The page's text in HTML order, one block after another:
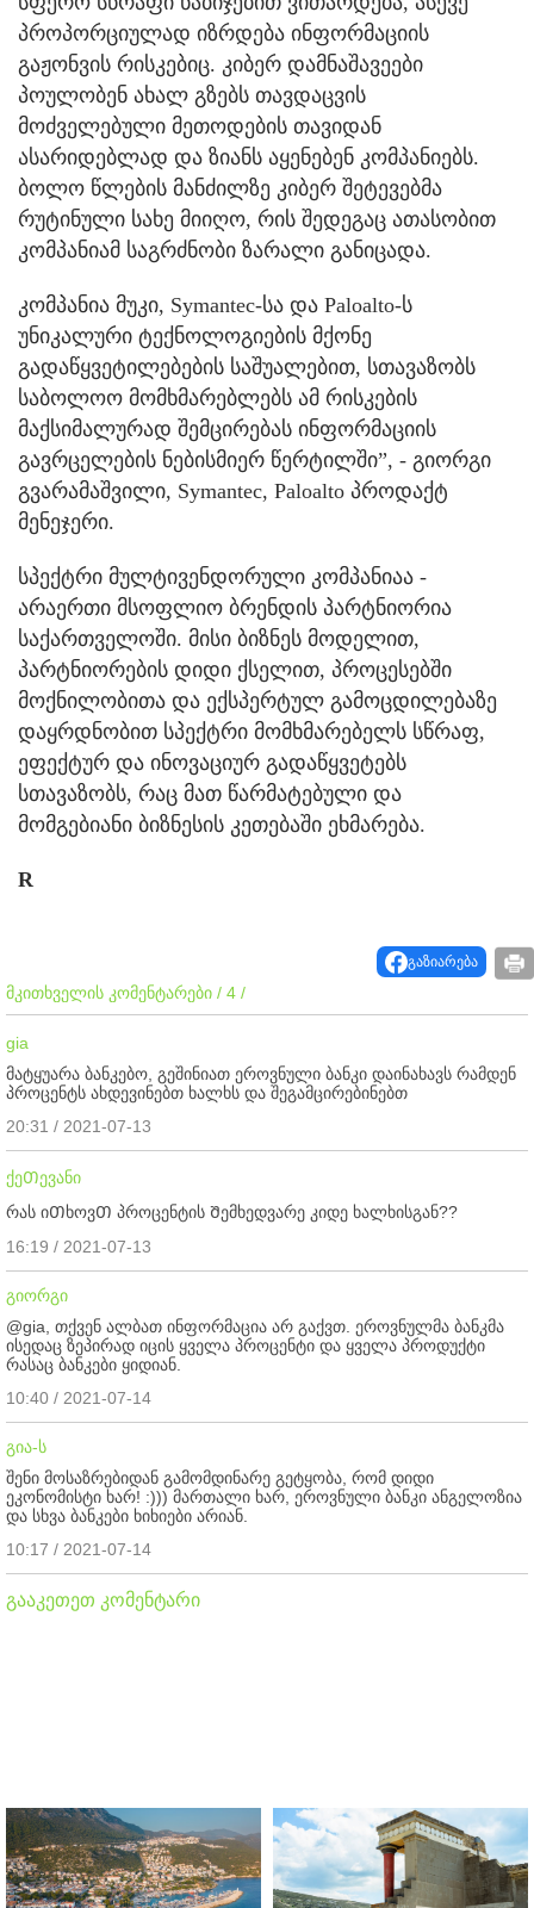
პროპორციულად იზრდება ინფორმაციის
გაჟონვის რისკებიც. კიბერ დამნაშავეები
პოულობენ ახალ გზებს თავდაცვის
მოძველებული მეთოდების თავიდან
ასარიდებლად და ზიანს აყენებენ კომპანიებს.
ბოლო წლების მანძილზე კიბერ შეტევებმა
რუტინული სახე მიიღო, რის შედეგაც ათასობით
კომპანიამ საგრძნობი ზარალი განიცადა.
კომპანია მუკი, Symantec-სა და Paloalto-ს
უნიკალური ტექნოლოგიების მქონე
გადაწყვეტილებების საშუალებით, სთავაზობს
საბოლოო მომხმარებლებს ამ რისკების
მაქსიმალურად შემცირებას ინფორმაციის
გავრცელების ნებისმიერ წერტილში”, - გიორგი
გვარამაშვილი, Symantec, Paloalto პროდაქტ
მენეჯერი.
სპექტრი მულტივენდორული კომპანიაა -
არაერთი მსოფლიო ბრენდის პარტნიორია
საქართველოში. მისი ბიზნეს მოდელით,
პარტნიორების დიდი ქსელით, პროცესებში
მოქნილობითა და ექსპერტულ გამოცდილებაზე
დაყრდნობით სპექტრი მომხმარებელს სწრაფ,
ეფექტურ და ინოვაციურ გადაწყვეტებს
სთავაზობს, რაც მათ წარმატებული და
მომგებიანი ბიზნესის კეთებაში ეხმარება.
R
გაზიარება
მკითხველის კომენტარები / 4 /
gia
მატყუარა ბანკებო, გეშინიათ ეროვნული ბანკი დაინახავს რამდენ
პროცენტს ახდევინებთ ხალხს და შეგამცირებინებთ
20:31 / 2021-07-13
ქეᲗევანი
რას იᲗხოვᲗ პროცენტის Შემხედვარე კიდე ხალხისგან??
16:19 / 2021-07-13
გიორგი
@gia, თქვენ ალბათ ინფორმაცია არ გაქვთ. ეროვნულმა ბანკმა
ისედაც ზეპირად იცის ყველა პროცენტი და ყველა პროდუქტი
რასაც ბანკები ყიდიან.
10:40 / 2021-07-14
გია-ს
შენი მოსაზრებიდან გამომდინარე გეტყობა, რომ დიდი
ეკონომისტი ხარ! :))) მართალი ხარ, ეროვნული ბანკი ანგელოზია
და სხვა ბანკები ხიხიები არიან.
10:17 / 2021-07-14
გააკეთეთ კომენტარი